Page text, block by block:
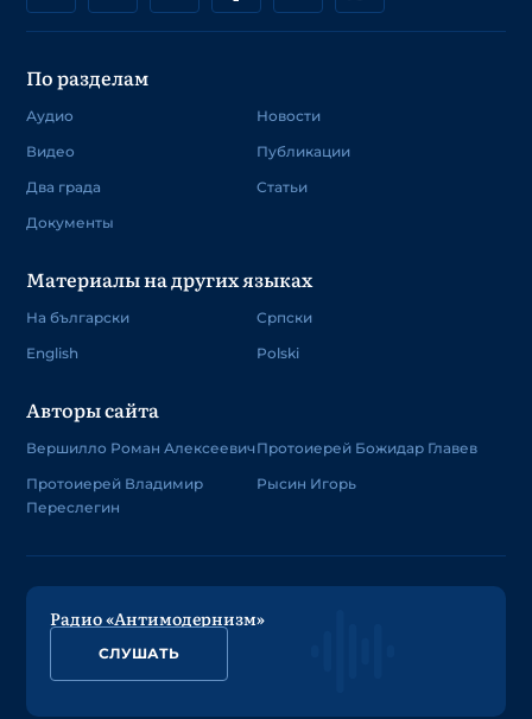
По разделам
Аудио
Видео
Два града
Документы
Новости
Публикации
Статьи
Материалы на других языках
На български
English
Српски
Polski
Авторы сайта
Вершилло Роман Алексеевич
Протоиерей Владимир
Переслегин
Протоиерей Божидар Главев
Рысин Игорь
Радио «Антимодернизм»
СЛУШАТЬ